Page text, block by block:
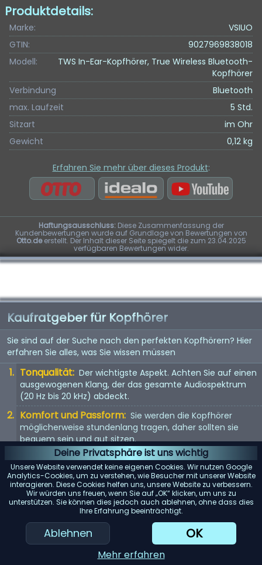
Deine Privatsphäre ist uns wichtig
Unsere Website verwendet keine eigenen Cookies. Wir nutzen Google
Analytics-Cookies, um zu verstehen, wie Besucher mit unserer Website
interagieren. Diese Cookies helfen uns, unsere Website zu verbessern.
Wir würden uns freuen, wenn Sie auf „OK“ klicken, um uns zu
unterstützen. Sie können dies jedoch auch ablehnen, ohne dass dies
Ihre Erfahrung beeinträchtigt.
Ablehnen OK
Mehr erfahren
Produktdetails:
Marke:
VSIUO
GTIN:
9027969838018
Modell:
TWS In-Ear-Kopfhörer, True Wireless Bluetooth-
Kopfhörer
Verbindung
Bluetooth
max. Laufzeit
5 Std.
Sitzart
im Ohr
Gewicht
0,12 kg
Erfahren Sie mehr über dieses Produkt:
Haftungsausschluss:Diese Zusammenfassung der
Kundenbewertungen wurde auf Grundlage von Bewertungen von
Otto.deerstellt. Der Inhalt dieser Seite spiegelt die zum 23.04.2025
verfügbaren Bewertungen wider.
Kaufratgeber für Kopfhörer
Sie sind auf der Suche nach den perfekten Kopfhörern? Hier
erfahren Sie alles, was Sie wissen müssen
Tonqualität: Der wichtigste Aspekt. Achten Sie auf einen
ausgewogenen Klang, der das gesamte Audiospektrum
(20 Hz bis 20 kHz) abdeckt.
Komfort und Passform: Sie werden die Kopfhörer
möglicherweise stundenlang tragen, daher sollten sie
bequem sein und gut sitzen.
Kopfhörertyp: In-Ear, On-Ear oder Over-Ear? Jeder Typ
hat seine Vor- und Nachteile. Wählen Sie entsprechend
Ihren Vorlieben.
Mit Kabel oder kabellos: Kabellose Kopfhörer bieten
Bewegungsfreiheit, aber kabelgebundene Kopfhörer
bieten in der Regel eine bessere Tonqualität.
KI-Einkaufsassistent